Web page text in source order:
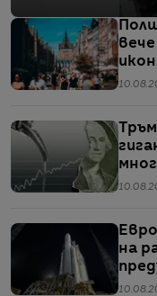
им
на
на